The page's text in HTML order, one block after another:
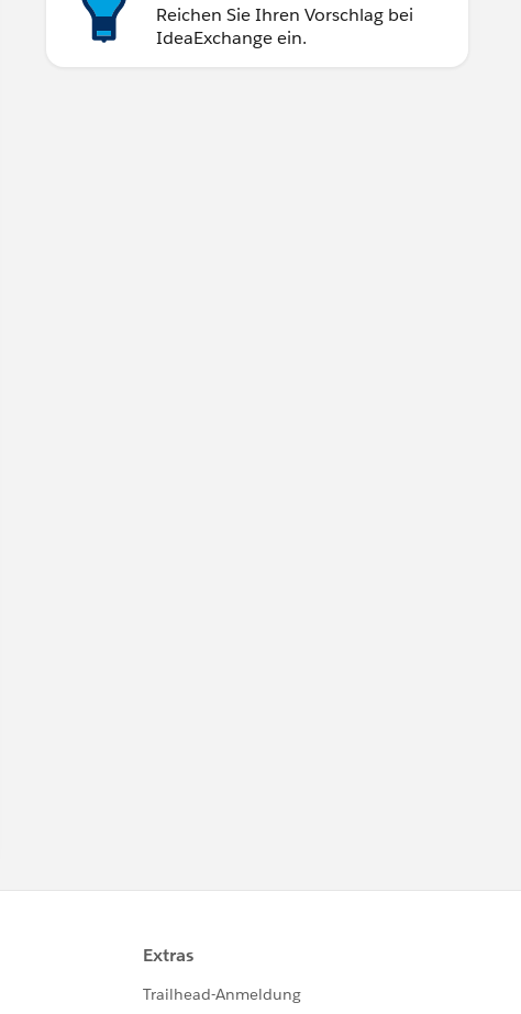
Reichen Sie Ihren Vorschlag bei
IdeaExchange ein.